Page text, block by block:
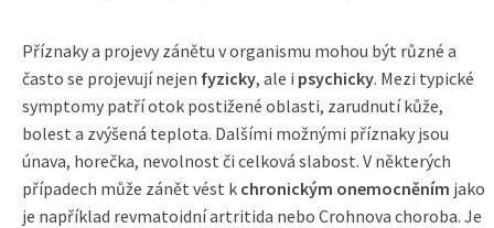
Příznaky a projevy zánětu v organismu mohou být různé a
často se projevují nejen fyzicky, ale i psychicky. Mezi typické
symptomy patří otok postižené oblasti, zarudnutí kůže,
bolest a zvýšená teplota. Dalšími možnými příznaky jsou
únava, horečka, nevolnost či celková slabost. V některých
případech může zánět vést k chronickým onemocněním jako
je například revmatoidní artritida nebo Crohnova choroba. Je